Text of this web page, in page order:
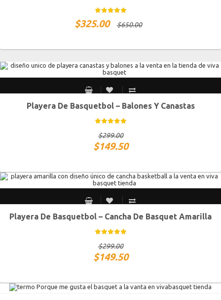
$650.00
$325.00
S MEX / XS USA M MEX / S USA G MEX / M USA XG MEX / G USA
Playera De Basquetbol – Balones Y Canastas
$299.00
$149.50
S MEX / XS USA M MEX / S USA G MEX / M USA XG MEX / G USA
Playera De Basquetbol – Cancha De Basquet Amarilla
$299.00
$149.50